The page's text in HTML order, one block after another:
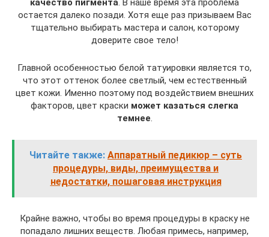
качество пигмента. В наше время эта проблема
остается далеко позади. Хотя еще раз призываем Вас
тщательно выбирать мастера и салон, которому
доверите свое тело!
Главной особенностью белой татуировки является то,
что этот оттенок более светлый, чем естественный
цвет кожи. Именно поэтому под воздействием внешних
факторов, цвет краски может казаться слегка
темнее.
Читайте также: Аппаратный педикюр – суть
процедуры, виды, преимущества и
недостатки, пошаговая инструкция
Крайне важно, чтобы во время процедуры в краску не
попадало лишних веществ. Любая примесь, например,